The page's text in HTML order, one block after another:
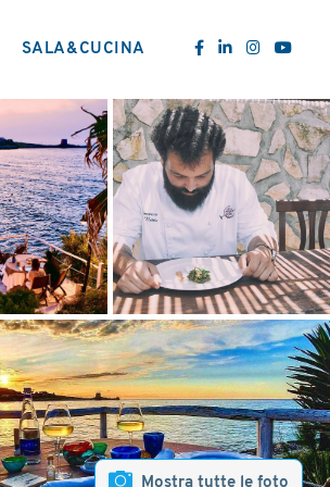
SALA&CUCINA
Mostra tutte le foto